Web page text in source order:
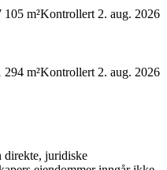
105 m²Kontrollert2. aug. 2026
294 m²Kontrollert2. aug. 2026
juridiske